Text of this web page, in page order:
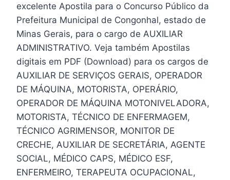
excelente Apostila para o Concurso Público da
Prefeitura Municipal de Congonhal, estado de
Minas Gerais, para o cargo de AUXILIAR
ADMINISTRATIVO. Veja também Apostilas
digitais em PDF (Download) para os cargos de
AUXILIAR DE SERVIÇOS GERAIS, OPERADOR
DE MÁQUINA, MOTORISTA, OPERÁRIO,
OPERADOR DE MÁQUINA MOTONIVELADORA,
MOTORISTA, TÉCNICO DE ENFERMAGEM,
TÉCNICO AGRIMENSOR, MONITOR DE
CRECHE, AUXILIAR DE SECRETÁRIA, AGENTE
SOCIAL, MÉDICO CAPS, MÉDICO ESF,
ENFERMEIRO, TERAPEUTA OCUPACIONAL,